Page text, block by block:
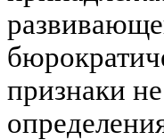
признаки